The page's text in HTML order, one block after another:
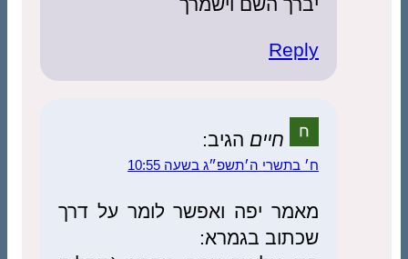
יברך השם וישמרך
Reply
חיים הגיב:
ח׳ בתשרי ה׳תשפ״ג בשעה 10:55
מאמר יפה ואפשר לומר על דרך
שכתוב בגמרא: